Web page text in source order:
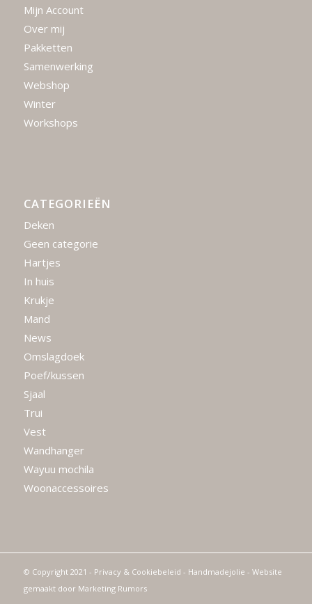
Mijn Account
Over mij
Pakketten
Samenwerking
Webshop
Winter
Workshops
CATEGORIEËN
Deken
Geen categorie
Hartjes
In huis
Krukje
Mand
News
Omslagdoek
Poef/kussen
Sjaal
Trui
Vest
Wandhanger
Wayuu mochila
Woonaccessoires
© Copyright 2021 - Privacy & Cookiebeleid - Handmadejolie - Website
gemaakt door Marketing Rumors